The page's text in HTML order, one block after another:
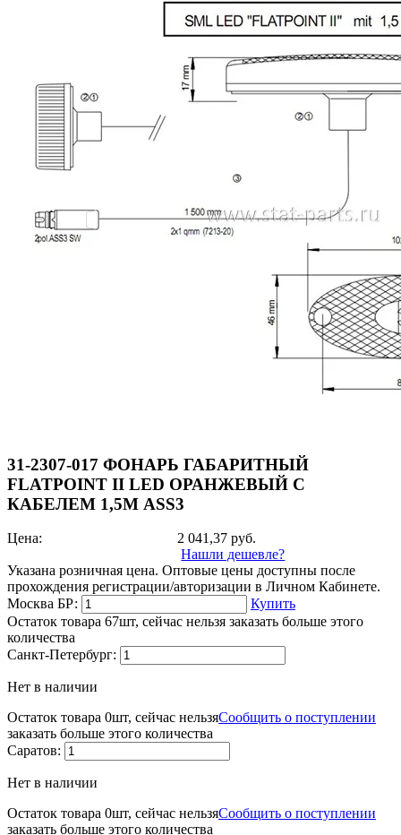
31-2307-017 ФОНАРЬ ГАБАРИТНЫЙ
FLATPOINT II LED ОРАНЖЕВЫЙ С
КАБЕЛЕМ 1,5М ASS3
Цена: 2 041,37руб.
Нашли дешевле?
Указана розничная цена. Оптовые цены доступны после
прохождения регистрации/авторизации в Личном Кабинете.
Москва БР:
Купить
Остаток товара 67шт, сейчас нельзя заказать больше этого
количества
Санкт-Петербург:
Нет в наличии
Сообщить о поступлении
Остаток товара 0шт, сейчас нельзя
заказать больше этого количества
Саратов:
Нет в наличии
Сообщить о поступлении
Остаток товара 0шт, сейчас нельзя
заказать больше этого количества